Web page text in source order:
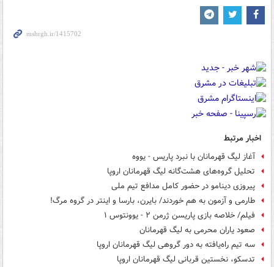
اخبار مرتبط
آغاز لیگ قهرمانان با نبرد پاریس - یووه
تحلیل گروه‌های هشت‌گانه لیگ قهرمانان اروپا
پیروزی دینامو در حضور کامل مدافع تیم ملی
طارمی و آزمون به هم خوردند/ بایرن، بارسا و اینتر در گروه مرگ!
فیلم/ خلاصه بازی پاریسن ژرمن ۲ - یوونتوس ۱
صعود یاران محرمی به لیگ قهرمانان
سه تیم راه‌یافته به دور گروهی لیگ قهرمانان اروپا
تدسکو، نخستین قربانی لیگ قهرمانان اروپا